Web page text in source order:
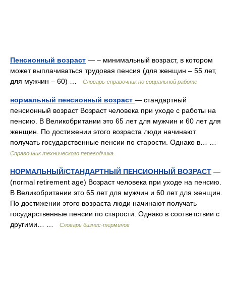
Пенсионный возраст — – минимальный возраст, в котором
может выплачиваться трудовая пенсия (для женщин – 55 лет,
для мужчин – 60) …
Словарь-справочник по социальной работе
нормальный пенсионный возраст — стандартный
пенсионный возраст Возраст человека при уходе с работы на
пенсию. В Великобритании это 65 лет для мужчин и 60 лет для
женщин. По достижении этого возраста люди начинают
получать государственные пенсии по старости. Однако в… …
Справочник технического переводчика
НОРМАЛЬНЫЙ/СТАНДАРТНЫЙ ПЕНСИОННЫЙ ВОЗРАСТ —
(normal retirement age) Возраст человека при уходе на пенсию.
В Великобритании это 65 лет для мужчин и 60 лет для женщин.
По достижении этого возраста люди начинают получать
государственные пенсии по старости. Однако в соответствии с
другими… …
Словарь бизнес-терминов